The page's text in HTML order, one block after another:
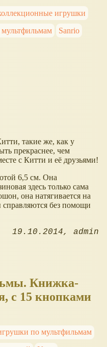
игрушки
Sanrio
такие же, как у
прекраснее, чем
с Китти и её друзьями!
6,5 см. Она
здесь только сама
она натягивается на
справляются без помощи
19.10.2014 admin
Книжка-
с 15 кнопками
по мультфильмам